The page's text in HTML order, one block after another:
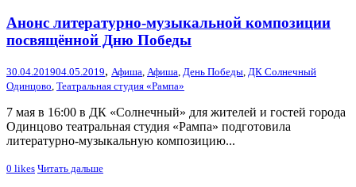
Анонс литературно-музыкальной композиции
посвящённой Дню Победы
30.04.201904.05.2019, Афиша, Афиша, День Победы, ДК Солнечный
Одинцово, Театральная студия «Рампа»
7 мая в 16:00 в ДК «Солнечный» для жителей и гостей города
Одинцово театральная студия «Рампа» подготовила
литературно-музыкальную композицию...
0 likes Читать дальше